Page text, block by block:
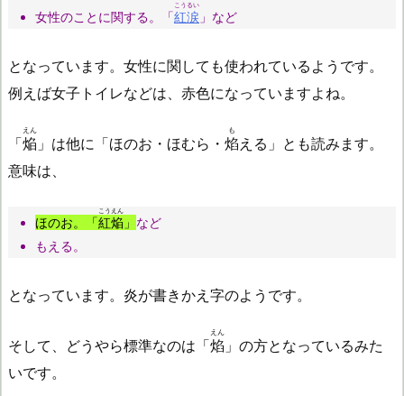
女性のことに関する。「紅涙
こうるい
」など
となっています。女性に関しても使われているようです。
例えば女子トイレなどは、赤色になっていますよね。
「焔
えん
」は他に「ほのお・ほむら・ 焰
も
える」とも読みます。
意味は、
ほのお。「紅焔
こうえん
」 など
もえる。
となっています。炎が書きかえ字のようです。
そして、どうやら標準なのは「焰
えん
」の方となっているみた
いです。